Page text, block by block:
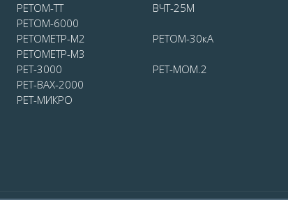
РЕТОМ-ТТ
РЕТОМ-6000
РЕТОМЕТР-М2
РЕТОМЕТР-М3
РЕТ-3000
РЕТ-ВАХ-2000
РЕТ-МИКРО
ВЧТ-25М
РЕТОМ-30кА
РЕТ-МОМ.2